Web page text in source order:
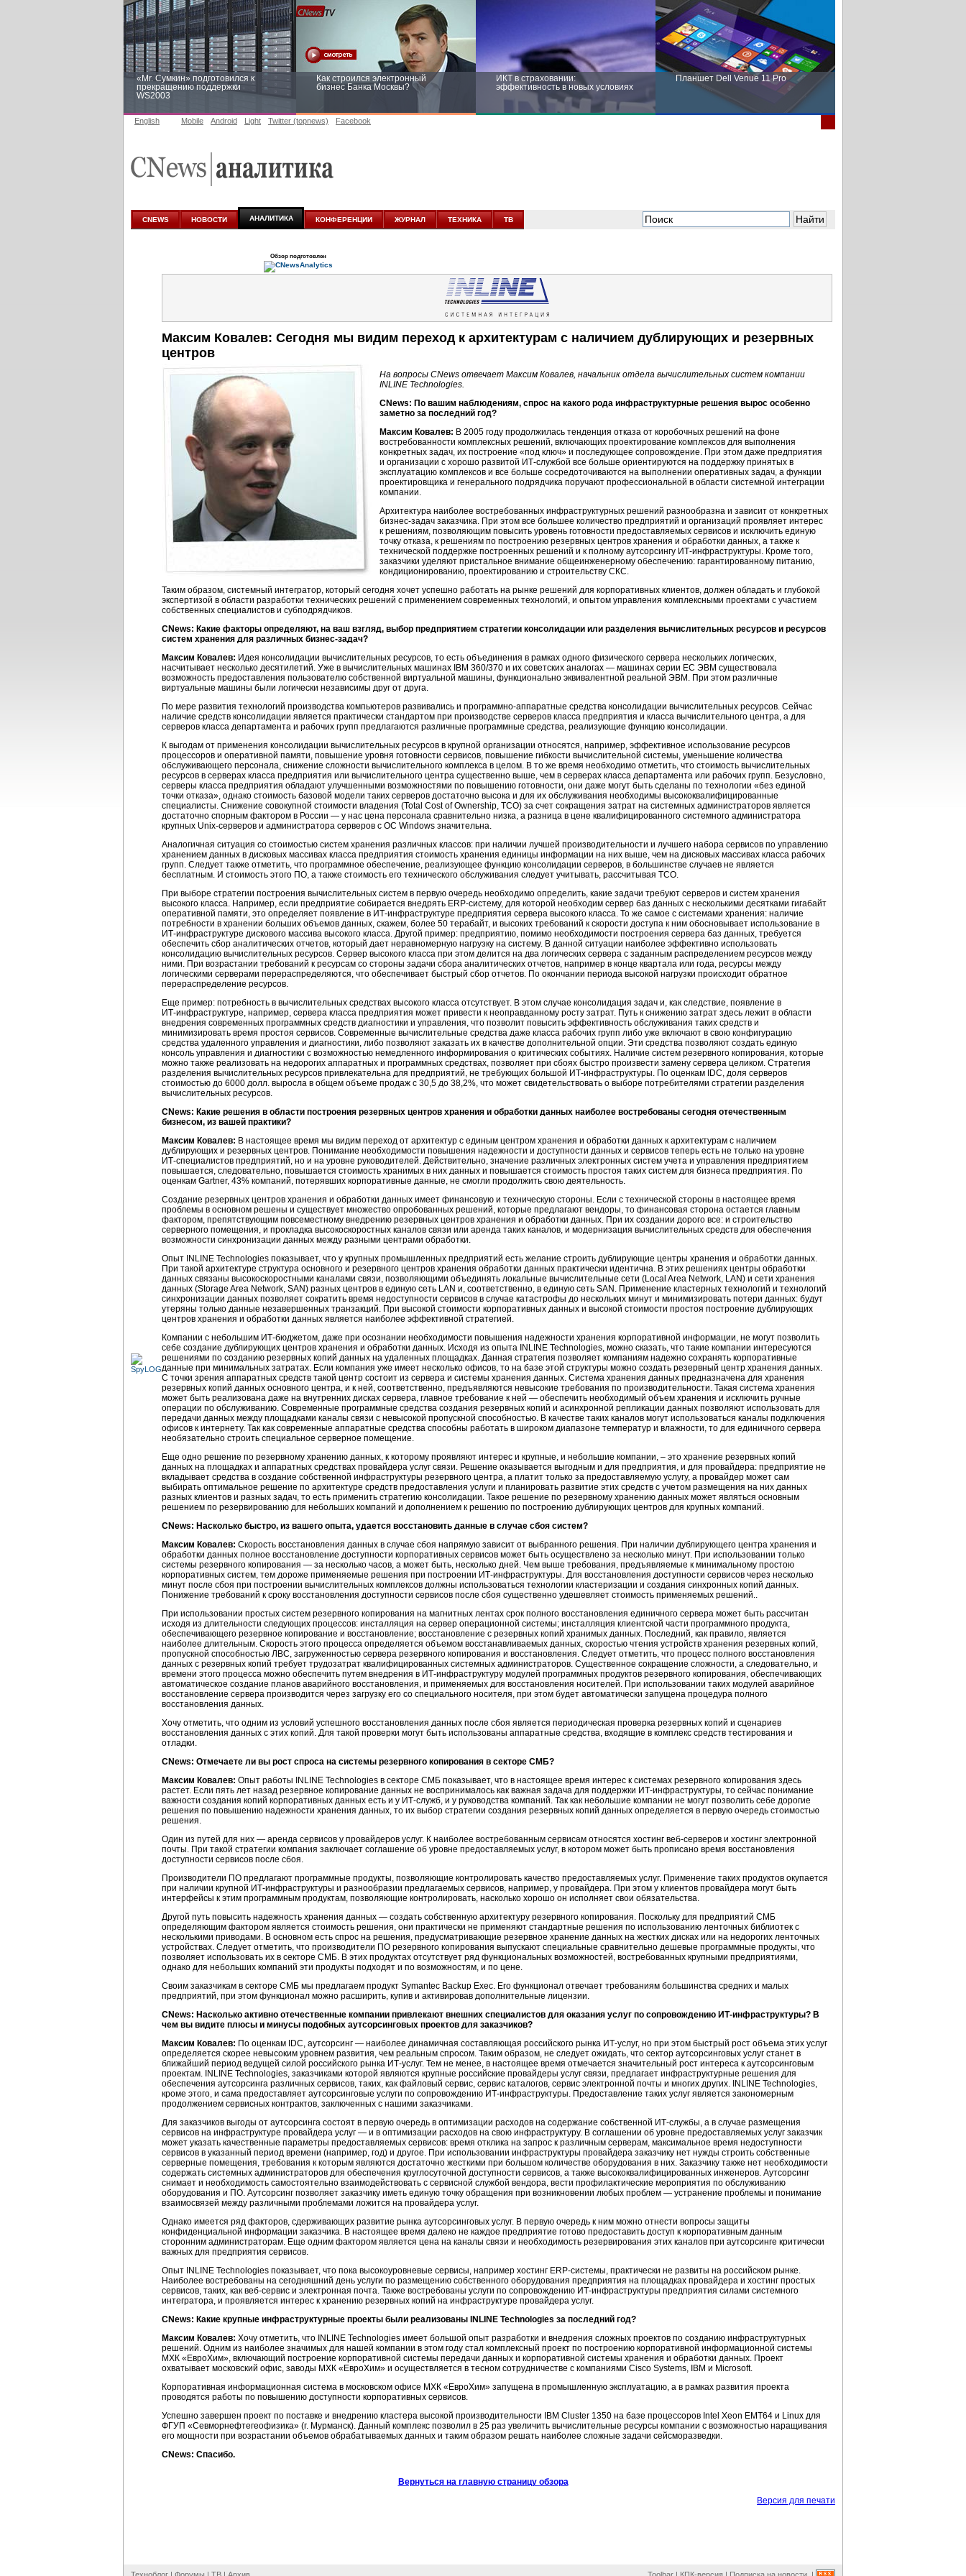
«Mr. Сумкин» подготовился к
прекращению поддержки
WS2003
Как строился электронный
бизнес Банка Москвы?
ИКТ в страховании:
эффективность в новых условиях
Планшет Dell Venue 11 Pro
аналитике
новых условиях
English Mobile Android Light Twitter (topnews) Facebook
CNEWS НОВОСТИ АНАЛИТИКА КОНФЕРЕНЦИИ ЖУРНАЛ ТЕХНИКА ТВ
Обзор подготовлен
Максим Ковалев: Сегодня мы видим переход к архитектурам с наличием дублирующих и резервных
центров
На вопросы CNews отвечает Максим Ковалев, начальник отдела вычислительных систем компании
INLINE Technologies.
CNews: По вашим наблюдениям, спрос на какого рода инфраструктурные решения вырос особенно
заметно за последний год?
Максим Ковалев: В 2005 году продолжилась тенденция отказа от коробочных решений на фоне
востребованности комплексных решений, включающих проектирование комплексов для выполнения
конкретных задач, их построение «под ключ» и последующее сопровождение. При этом даже предприятия
и организации с хорошо развитой ИТ-службой все больше ориентируются на поддержку принятых в
эксплуатацию комплексов и все больше сосредоточиваются на выполнении оперативных задач, а функции
проектировщика и генерального подрядчика поручают профессиональной в области системной интеграции
компании.
Архитектура наиболее востребованных инфраструктурных решений разнообразна и зависит от конкретных
бизнес-задач заказчика. При этом все большее количество предприятий и организаций проявляет интерес
к решениям, позволяющим повысить уровень готовности предоставляемых сервисов и исключить единую
точку отказа, к решениям по построению резервных центров хранения и обработки данных, а также к
технической поддержке построенных решений и к полному аутсорсингу ИТ-инфраструктуры. Кроме того,
заказчики уделяют пристальное внимание общеинженерному обеспечению: гарантированному питанию,
кондиционированию, проектированию и строительству СКС.
Таким образом, системный интегратор, который сегодня хочет успешно работать на рынке решений для корпоративных клиентов, должен обладать и глубокой
экспертизой в области разработки технических решений с применением современных технологий, и опытом управления комплексными проектами с участием
собственных специалистов и субподрядчиков.
CNews: Какие факторы определяют, на ваш взгляд, выбор предприятием стратегии консолидации или разделения вычислительных ресурсов и ресурсов
систем хранения для различных бизнес-задач?
Максим Ковалев: Идея консолидации вычислительных ресурсов, то есть объединения в рамках одного физического сервера нескольких логических,
насчитывает несколько десятилетий. Уже в вычислительных машинах IBM 360/370 и их советских аналогах — машинах серии ЕС ЭВМ существовала
возможность предоставления пользователю собственной виртуальной машины, функционально эквивалентной реальной ЭВМ. При этом различные
виртуальные машины были логически независимы друг от друга.
По мере развития технологий производства компьютеров развивались и программно-аппаратные средства консолидации вычислительных ресурсов. Сейчас
наличие средств консолидации является практически стандартом при производстве серверов класса предприятия и класса вычислительного центра, а для
серверов класса департамента и рабочих групп предлагаются различные программные средства, реализующие функцию консолидации.
К выгодам от применения консолидации вычислительных ресурсов в крупной организации относятся, например, эффективное использование ресурсов
процессоров и оперативной памяти, повышение уровня готовности сервисов, повышение гибкости вычислительной системы, уменьшение количества
обслуживающего персонала, снижение сложности вычислительного комплекса в целом. В то же время необходимо отметить, что стоимость вычислительных
ресурсов в серверах класса предприятия или вычислительного центра существенно выше, чем в серверах класса департамента или рабочих групп. Безусловно,
серверы класса предприятия обладают улучшенными возможностями по повышению готовности, они даже могут быть сделаны по технологии «без единой
точки отказа», однако стоимость базовой модели таких серверов достаточно высока и для их обслуживания необходимы высококвалифицированные
специалисты. Снижение совокупной стоимости владения (Total Cost of Ownership, TCO) за счет сокращения затрат на системных администраторов является
достаточно спорным фактором в России — у нас цена персонала сравнительно низка, а разница в цене квалифицированного системного администратора
крупных Unix-серверов и администратора серверов с ОС Windows значительна.
Аналогичная ситуация со стоимостью систем хранения различных классов: при наличии лучшей производительности и лучшего набора сервисов по управлению
хранением данных в дисковых массивах класса предприятия стоимость хранения единицы информации на них выше, чем на дисковых массивах класса рабочих
групп. Следует также отметить, что программное обеспечение, реализующее функцию консолидации серверов, в большинстве случаев не является
бесплатным. И стоимость этого ПО, а также стоимость его технического обслуживания следует учитывать, рассчитывая TCO.
При выборе стратегии построения вычислительных систем в первую очередь необходимо определить, какие задачи требуют серверов и систем хранения
высокого класса. Например, если предприятие собирается внедрять ERP-систему, для которой необходим сервер баз данных с несколькими десятками гигабайт
оперативной памяти, это определяет появление в ИТ-инфраструктуре предприятия сервера высокого класса. То же самое с системами хранения: наличие
потребности в хранении больших объемов данных, скажем, более 50 терабайт, и высоких требований к скорости доступа к ним обосновывает использование в
ИТ-инфраструктуре дискового массива высокого класса. Другой пример: предприятию, помимо необходимости построения сервера баз данных, требуется
обеспечить сбор аналитических отчетов, который дает неравномерную нагрузку на систему. В данной ситуации наиболее эффективно использовать
консолидацию вычислительных ресурсов. Сервер высокого класса при этом делится на два логических сервера с заданным распределением ресурсов между
ними. При возрастании требований к ресурсам со стороны задачи сбора аналитических отчетов, например в конце квартала или года, ресурсы между
логическими серверами перераспределяются, что обеспечивает быстрый сбор отчетов. По окончании периода высокой нагрузки происходит обратное
перераспределение ресурсов.
Еще пример: потребность в вычислительных средствах высокого класса отсутствует. В этом случае консолидация задач и, как следствие, появление в
ИТ-инфраструктуре, например, сервера класса предприятия может привести к неоправданному росту затрат. Путь к снижению затрат здесь лежит в области
внедрения современных программных средств диагностики и управления, что позволит повысить эффективность обслуживания таких средств и
минимизировать время простоя сервисов. Современные вычислительные средства даже класса рабочих групп либо уже включают в свою конфигурацию
средства удаленного управления и диагностики, либо позволяют заказать их в качестве дополнительной опции. Эти средства позволяют создать единую
консоль управления и диагностики с возможностью немедленного информирования о критических событиях. Наличие систем резервного копирования, которые
можно также реализовать на недорогих аппаратных и программных средствах, позволяет при сбоях быстро произвести замену сервера целиком. Стратегия
разделения вычислительных ресурсов привлекательна для предприятий, не требующих большой ИТ-инфраструктуры. По оценкам IDC, доля серверов
стоимостью до 6000 долл. выросла в общем объеме продаж с 30,5 до 38,2%, что может свидетельствовать о выборе потребителями стратегии разделения
вычислительных ресурсов.
CNews: Какие решения в области построения резервных центров хранения и обработки данных наиболее востребованы сегодня отечественным
бизнесом, из вашей практики?
Максим Ковалев: В настоящее время мы видим переход от архитектур с единым центром хранения и обработки данных к архитектурам с наличием
дублирующих и резервных центров. Понимание необходимости повышения надежности и доступности данных и сервисов теперь есть не только на уровне
ИТ-специалистов предприятий, но и на уровне руководителей. Действительно, значение различных электронных систем учета и управления предприятием
повышается, следовательно, повышается стоимость хранимых в них данных и повышается стоимость простоя таких систем для бизнеса предприятия. По
оценкам Gartner, 43% компаний, потерявших корпоративные данные, не смогли продолжить свою деятельность.
Создание резервных центров хранения и обработки данных имеет финансовую и техническую стороны. Если с технической стороны в настоящее время
проблемы в основном решены и существует множество опробованных решений, которые предлагают вендоры, то финансовая сторона остается главным
фактором, препятствующим повсеместному внедрению резервных центров хранения и обработки данных. При их создании дорого все: и строительство
серверного помещения, и прокладка высокоскоростных каналов связи или аренда таких каналов, и модернизация вычислительных средств для обеспечения
возможности синхронизации данных между разными центрами обработки.
Опыт INLINE Technologies показывает, что у крупных промышленных предприятий есть желание строить дублирующие центры хранения и обработки данных.
При такой архитектуре структура основного и резервного центров хранения обработки данных практически идентична. В этих решениях центры обработки
данных связаны высокоскоростными каналами связи, позволяющими объединять локальные вычислительные сети (Local Area Network, LAN) и сети хранения
данных (Storage Area Network, SAN) разных центров в единую сеть LAN и, соответственно, в единую сеть SAN. Применение кластерных технологий и технологий
синхронизации данных позволяет сократить время недоступности сервисов в случае катастрофы до нескольких минут и минимизировать потери данных: будут
утеряны только данные незавершенных транзакций. При высокой стоимости корпоративных данных и высокой стоимости простоя построение дублирующих
центров хранения и обработки данных является наиболее эффективной стратегией.
Компании с небольшим ИТ-бюджетом, даже при осознании необходимости повышения надежности хранения корпоративной информации, не могут позволить
себе создание дублирующих центров хранения и обработки данных. Исходя из опыта INLINE Technologies, можно сказать, что такие компании интересуются
решениями по созданию резервных копий данных на удаленных площадках. Данная стратегия позволяет компаниям надежно сохранять корпоративные
данные при минимальных затратах. Если компания уже имеет несколько офисов, то на базе этой структуры можно создать резервный центр хранения данных.
С точки зрения аппаратных средств такой центр состоит из сервера и системы хранения данных. Система хранения данных предназначена для хранения
резервных копий данных основного центра, и к ней, соответственно, предъявляются невысокие требования по производительности. Такая система хранения
может быть реализована даже на внутренних дисках сервера, главное требование к ней — обеспечить необходимый объем хранения и исключить ручные
операции по обслуживанию. Современные программные средства создания резервных копий и асинхронной репликации данных позволяют использовать для
передачи данных между площадками каналы связи с невысокой пропускной способностью. В качестве таких каналов могут использоваться каналы подключения
офисов к интернету. Так как современные аппаратные средства способны работать в широком диапазоне температур и влажности, то для единичного сервера
необязательно строить специальное серверное помещение.
Еще одно решение по резервному хранению данных, к которому проявляют интерес и крупные, и небольшие компании, – это хранение резервных копий
данных на площадках и аппаратных средствах провайдера услуг связи. Решение оказывается выгодным и для предприятия, и для провайдера: предприятие не
вкладывает средства в создание собственной инфраструктуры резервного центра, а платит только за предоставляемую услугу, а провайдер может сам
выбирать оптимальное решение по архитектуре средств предоставления услуги и планировать развитие этих средств с учетом размещения на них данных
разных клиентов и разных задач, то есть применить стратегию консолидации. Такое решение по резервному хранению данных может являться основным
решением по резервированию для небольших компаний и дополнением к решению по построению дублирующих центров для крупных компаний.
CNews: Насколько быстро, из вашего опыта, удается восстановить данные в случае сбоя систем?
Максим Ковалев: Скорость восстановления данных в случае сбоя напрямую зависит от выбранного решения. При наличии дублирующего центра хранения и
обработки данных полное восстановление доступности корпоративных сервисов может быть осуществлено за несколько минут. При использовании только
системы резервного копирования — за несколько часов, а может быть, несколько дней. Чем выше требования, предъявляемые к минимальному простою
корпоративных систем, тем дороже применяемые решения при построении ИТ-инфраструктуры. Для восстановления доступности сервисов через несколько
минут после сбоя при построении вычислительных комплексов должны использоваться технологии кластеризации и создания синхронных копий данных.
Понижение требований к сроку восстановления доступности сервисов после сбоя существенно удешевляет стоимость применяемых решений..
При использовании простых систем резервного копирования на магнитных лентах срок полного восстановления единичного сервера может быть рассчитан
исходя из длительности следующих процессов: инсталляция на сервер операционной системы; инсталляция клиентской части программного продукта,
обеспечивающего резервное копирование и восстановление; восстановление с резервных копий хранимых данных. Последний, как правило, является
наиболее длительным. Скорость этого процесса определяется объемом восстанавливаемых данных, скоростью чтения устройств хранения резервных копий,
пропускной способностью ЛВС, загруженностью сервера резервного копирования и восстановления. Следует отметить, что процесс полного восстановления
данных с резервных копий требует трудозатрат квалифицированных системных администраторов. Существенное сокращение сложности, а следовательно, и
времени этого процесса можно обеспечить путем внедрения в ИТ-инфраструктуру модулей программных продуктов резервного копирования, обеспечивающих
автоматическое создание планов аварийного восстановления, и применяемых для восстановления носителей. При использовании таких модулей аварийное
восстановление сервера производится через загрузку его со специального носителя, при этом будет автоматически запущена процедура полного
восстановления данных.
Хочу отметить, что одним из условий успешного восстановления данных после сбоя является периодическая проверка резервных копий и сценариев
восстановления данных с этих копий. Для такой проверки могут быть использованы аппаратные средства, входящие в комплекс средств тестирования и
отладки.
CNews: Отмечаете ли вы рост спроса на системы резервного копирования в секторе СМБ?
Максим Ковалев: Опыт работы INLINE Technologies в секторе СМБ показывает, что в настоящее время интерес к системах резервного копирования здесь
растет. Если пять лет назад резервное копирование данных не воспринималось как важная задача для поддержки ИТ-инфраструктуры, то сейчас понимание
важности создания копий корпоративных данных есть и у ИТ-служб, и у руководства компаний. Так как небольшие компании не могут позволить себе дорогие
решения по повышению надежности хранения данных, то их выбор стратегии создания резервных копий данных определяется в первую очередь стоимостью
решения.
Один из путей для них — аренда сервисов у провайдеров услуг. К наиболее востребованным сервисам относятся хостинг веб-серверов и хостинг электронной
почты. При такой стратегии компания заключает соглашение об уровне предоставляемых услуг, в котором может быть прописано время восстановления
доступности сервисов после сбоя.
Производители ПО предлагают программные продукты, позволяющие контролировать качество предоставляемых услуг. Применение таких продуктов окупается
при наличии крупной ИТ-инфраструктуры и разнообразии предлагаемых сервисов, например, у провайдера. При этом у клиентов провайдера могут быть
интерфейсы к этим программным продуктам, позволяющие контролировать, насколько хорошо он исполняет свои обязательства.
Другой путь повысить надежность хранения данных — создать собственную архитектуру резервного копирования. Поскольку для предприятий СМБ
определяющим фактором является стоимость решения, они практически не применяют стандартные решения по использованию ленточных библиотек с
несколькими приводами. В основном есть спрос на решения, предусматривающие резервное хранение данных на жестких дисках или на недорогих ленточных
устройствах. Следует отметить, что производители ПО резервного копирования выпускают специальные сравнительно дешевые программные продукты, что
позволяет использовать их в секторе СМБ. В этих продуктах отсутствует ряд функциональных возможностей, востребованных крупными предприятиями,
однако для небольших компаний эти продукты подходят и по возможностям, и по цене.
Своим заказчикам в секторе СМБ мы предлагаем продукт Symantec Backup Exec. Его функционал отвечает требованиям большинства средних и малых
предприятий, при этом функционал можно расширить, купив и активировав дополнительные лицензии.
CNews: Насколько активно отечественные компании привлекают внешних специалистов для оказания услуг по сопровождению ИТ-инфраструктуры? В
чем вы видите плюсы и минусы подобных аутсорсинговых проектов для заказчиков?
Максим Ковалев: По оценкам IDC, аутсорсинг — наиболее динамичная составляющая российского рынка ИТ-услуг, но при этом быстрый рост объема этих услуг
определяется скорее невысоким уровнем развития, чем реальным спросом. Таким образом, не следует ожидать, что сектор аутсорсинговых услуг станет в
ближайший период ведущей силой российского рынка ИТ-услуг. Тем не менее, в настоящее время отмечается значительный рост интереса к аутсорсинговым
проектам. INLINE Technologies, заказчиками которой являются крупные российские провайдеры услуг связи, предлагает инфраструктурные решения для
обеспечения аутсорсинга различных сервисов, таких, как файловый сервис, сервис каталогов, сервис электронной почты и многих других. INLINE Technologies,
кроме этого, и сама предоставляет аутсорсинговые услуги по сопровождению ИТ-инфраструктуры. Предоставление таких услуг является закономерным
продолжением сервисных контрактов, заключенных с нашими заказчиками.
Для заказчиков выгоды от аутсорсинга состоят в первую очередь в оптимизации расходов на содержание собственной ИТ-службы, а в случае размещения
сервисов на инфраструктуре провайдера услуг — и в оптимизации расходов на свою инфраструктуру. В соглашении об уровне предоставляемых услуг заказчик
может указать качественные параметры предоставляемых сервисов: время отклика на запрос к различным серверам, максимальное время недоступности
сервисов в указанный период времени (например, год) и другое. При использовании инфраструктуры провайдера заказчику нет нужды строить собственные
серверные помещения, требования к которым являются достаточно жесткими при большом количестве оборудования в них. Заказчику также нет необходимости
содержать системных администраторов для обеспечения круглосуточной доступности сервисов, а также высококвалифицированных инженеров. Аутсорсинг
снимает и необходимость самостоятельно взаимодействовать с сервисной службой вендора, вести профилактические мероприятия по обслуживанию
оборудования и ПО. Аутсорсинг позволяет заказчику иметь единую точку обращения при возникновении любых проблем — устранение проблемы и понимание
взаимосвязей между различными проблемами ложится на провайдера услуг.
Однако имеется ряд факторов, сдерживающих развитие рынка аутсорсинговых услуг. В первую очередь к ним можно отнести вопросы защиты
конфиденциальной информации заказчика. В настоящее время далеко не каждое предприятие готово предоставить доступ к корпоративным данным
сторонним администраторам. Еще одним фактором является цена на каналы связи и необходимость резервирования этих каналов при аутсорсинге критически
важных для предприятия сервисов.
Опыт INLINE Technologies показывает, что пока высокоуровневые сервисы, например хостинг ERP-системы, практически не развиты на российском рынке.
Наиболее востребованы на сегодняшний день услуги по размещению собственного оборудования предприятия на площадках провайдера и хостинг простых
сервисов, таких, как веб-сервис и электронная почта. Также востребованы услуги по сопровождению ИТ-инфраструктуры предприятия силами системного
интегратора, и проявляется интерес к хранению резервных копий на инфраструктуре провайдера услуг.
CNews: Какие крупные инфраструктурные проекты были реализованы INLINE Technologies за последний год?
Максим Ковалев: Хочу отметить, что INLINE Technologies имеет большой опыт разработки и внедрения сложных проектов по созданию инфраструктурных
решений. Одним из наиболее значимых для нашей компании в этом году стал комплексный проект по построению корпоративной информационной системы
МХК «ЕвроХим», включающий построение корпоративной системы передачи данных и корпоративной системы хранения и обработки данных. Проект
охватывает московский офис, заводы МХК «ЕвроХим» и осуществляется в тесном сотрудничестве с компаниями Cisco Systems, IBM и Microsoft.
Корпоративная информационная система в московском офисе МХК «ЕвроХим» запущена в промышленную эксплуатацию, а в рамках развития проекта
проводятся работы по повышению доступности корпоративных сервисов.
Успешно завершен проект по поставке и внедрению кластера высокой производительности IBM Cluster 1350 на базе процессоров Intel Xeon EMT64 и Linux для
ФГУП «Севморнефтегеофизика» (г. Мурманск). Данный комплекс позволил в 25 раз увеличить вычислительные ресурсы компании с возможностью наращивания
его мощности при возрастании объемов обрабатываемых данных и таким образом решать наиболее сложные задачи сейсморазведки.
CNews: Спасибо.
Вернуться на главную страницу обзора
Версия для печати